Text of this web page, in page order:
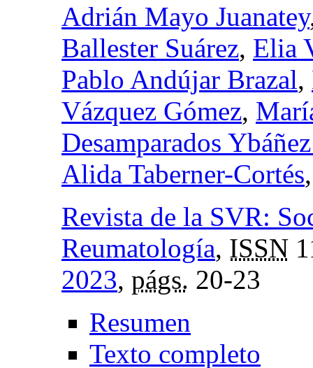
Adrián Mayo Juanatey
Ballester Suárez, Elia
Pablo Andújar Brazal,
Vázquez Gómez,
Desamparados
Alida Taberner-Cortés
Revista de la SVR:
Reumatología, ISSN
2023, págs. 20-23
Resumen
Texto completo